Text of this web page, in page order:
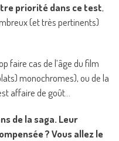
priorité dans ce test,
(et très pertinents)
faire cas de l’âge du film
monochromes), ou de la
affaire de goût…
de la saga. Leur
? Vous allez le